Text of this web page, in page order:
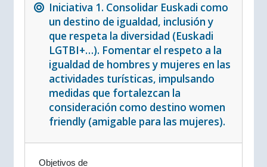
Iniciativa 1. Consolidar Euskadi como
un destino de igualdad, inclusión y
que respeta la diversidad (Euskadi
LGTBI+…). Fomentar el respeto a la
igualdad de hombres y mujeres en las
actividades turísticas, impulsando
medidas que fortalezcan la
consideración como destino women
friendly (amigable para las mujeres).
Objetivos de